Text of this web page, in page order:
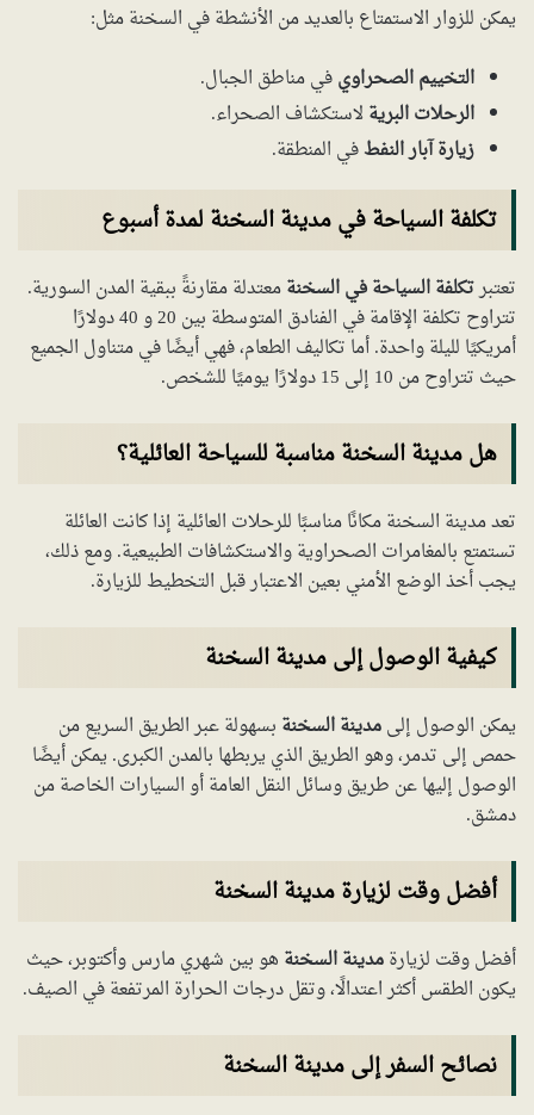
يمكن للزوار الاستمتاع بالعديد من الأنشطة في السخنة مثل:
التخييم الصحراويفي مناطق الجبال.
الرحلات البريةلاستكشاف الصحراء.
زيارة آبار النفطفي المنطقة.
تكلفة السياحة في مدينة السخنة لمدة أسبوع
تعتبرتكلفة السياحة في السخنةمعتدلة مقارنةً ببقية المدن السورية.
تتراوح تكلفة الإقامة في الفنادق المتوسطة بين 20 و 40 دولارًا
أمريكيًا لليلة واحدة. أما تكاليف الطعام، فهي أيضًا في متناول الجميع
حيث تتراوح من 10 إلى 15 دولارًا يوميًا للشخص.
هل مدينة السخنة مناسبة للسياحة العائلية؟
تعد مدينة السخنة مكانًا مناسبًا للرحلات العائلية إذا كانت العائلة
تستمتع بالمغامرات الصحراوية والاستكشافات الطبيعية. ومع ذلك،
يجب أخذ الوضع الأمني بعين الاعتبار قبل التخطيط للزيارة.
كيفية الوصول إلى مدينة السخنة
يمكن الوصول إلىمدينة السخنة بسهولة عبر الطريق السريع من
حمص إلى تدمر، وهو الطريق الذي يربطها بالمدن الكبرى. يمكن أيضًا
الوصول إليها عن طريق وسائل النقل العامة أو السيارات الخاصة من
دمشق.
أفضل وقت لزيارة مدينة السخنة
أفضل وقت لزيارةمدينة السخنة هو بين شهري مارس وأكتوبر، حيث
يكون الطقس أكثر اعتدالًا، وتقل درجات الحرارة المرتفعة في الصيف.
نصائح السفر إلى مدينة السخنة